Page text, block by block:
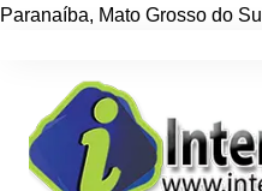
Paranaíba, Mato Grosso do Sul
conteúdo